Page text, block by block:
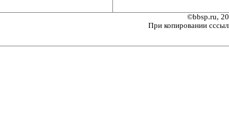
©bbsp.ru,
При копировании